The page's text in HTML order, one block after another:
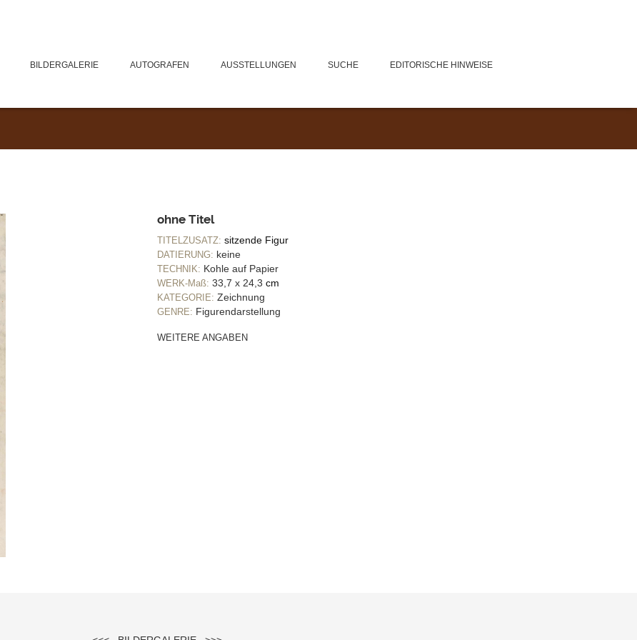
BILDERGALERIE AUTOGRAFEN AUSSTELLUNGEN SUCHE EDITORISCHE HINWEISE
ohne Titel
TITELZUSATZ: sitzende Figur
DATIERUNG: keine
TECHNIK: Kohle auf Papier
WERK-Maß: 33,7 x 24,3 cm
KATEGORIE: Zeichnung
GENRE: Figurendarstellung
WEITERE ANGABEN